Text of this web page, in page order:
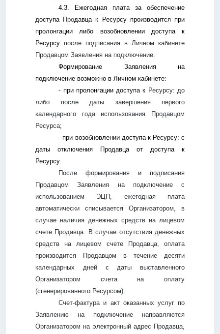
4.3. Ежегодная плата за обеспечение
доступа Продавца к Ресурсу производится при
пролонгации либо возобновлении доступа к
Ресурсу после подписания в Личном кабинете
Продавцом Заявления на подключение.
Формирование Заявления на
подключение возможно в Личном кабинете:
- при пролонгации доступа к Ресурсу: до
либо после даты завершения первого
календарного года использования Продавцом
Ресурса;
- при возобновлении доступа к Ресурсу: с
даты отключения Продавца от доступа к
Ресурсу.
После формирования и подписания
Продавцом Заявления на подключение с
использованием ЭЦП, ежегодная плата
автоматически списывается Организатором, в
случае наличия денежных средств на лицевом
счете Продавца. В случае отсутствия денежных
средств на лицевом счете Продавца, оплата
производится Продавцом в течение десяти
календарных дней с даты выставленного
Организатором счета на оплату
(сгенерированного Ресурсом).
Счет-фактура и акт оказанных услуг по
Заявлению на подключение направляются
Организатором на электронный адрес Продавца,